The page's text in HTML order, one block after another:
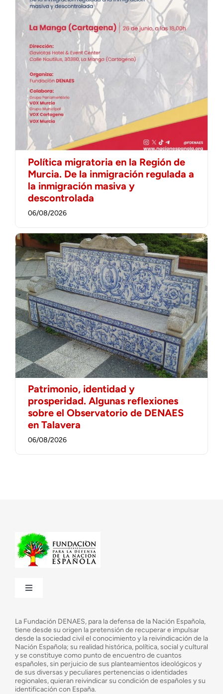
Política migratoria en la Región de
Murcia. De la inmigración regulada a
la inmigración masiva y
descontrolada
06/08/2026
Patrimonio, identidad y
prosperidad. Algunas reflexiones
sobre el Observatorio de DENAES
en Talavera
06/08/2026
Toggle
¿Cuáles son nuestros objetivos?
Consejo Asesor
La Fundación DENAES, para la defensa de la Nación Española,
tiene desde su origen la pretensión de recuperar e impulsar
desde la sociedad civil el conocimiento y la reivindicación de la
Nación Española; su realidad histórica, política, social y cultural
y se constituye como punto de encuentro de cuantos
españoles, sin perjuicio de sus planteamientos ideológicos y
de sus diversas y peculiares pertenencias o identidades
regionales, quieran reivindicar su condición de españoles y su
identificación con España.